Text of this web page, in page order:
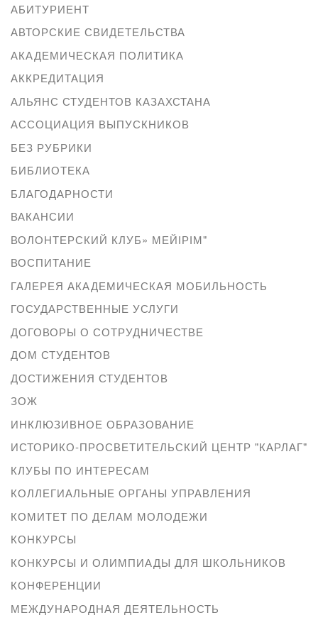
АБИТУРИЕНТ
АВТОРСКИЕ СВИДЕТЕЛЬСТВА
АКАДЕМИЧЕСКАЯ ПОЛИТИКА
АККРЕДИТАЦИЯ
АЛЬЯНС СТУДЕНТОВ КАЗАХСТАНА
АССОЦИАЦИЯ ВЫПУСКНИКОВ
БЕЗ РУБРИКИ
БИБЛИОТЕКА
БЛАГОДАРНОСТИ
ВАКАНСИИ
ВОЛОНТЕРСКИЙ КЛУБ» МЕЙІРІМ"
ВОСПИТАНИЕ
ГАЛЕРЕЯ АКАДЕМИЧЕСКАЯ МОБИЛЬНОСТЬ
ГОСУДАРСТВЕННЫЕ УСЛУГИ
ДОГОВОРЫ О СОТРУДНИЧЕСТВЕ
ДОМ СТУДЕНТОВ
ДОСТИЖЕНИЯ СТУДЕНТОВ
ЗОЖ
ИНКЛЮЗИВНОЕ ОБРАЗОВАНИЕ
ИСТОРИКО-ПРОСВЕТИТЕЛЬСКИЙ ЦЕНТР "КАРЛАГ"
КЛУБЫ ПО ИНТЕРЕСАМ
КОЛЛЕГИАЛЬНЫЕ ОРГАНЫ УПРАВЛЕНИЯ
КОМИТЕТ ПО ДЕЛАМ МОЛОДЕЖИ
КОНКУРСЫ
КОНКУРСЫ И ОЛИМПИАДЫ ДЛЯ ШКОЛЬНИКОВ
КОНФЕРЕНЦИИ
МЕЖДУНАРОДНАЯ ДЕЯТЕЛЬНОСТЬ